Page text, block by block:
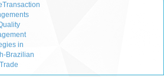
in
Brazilian